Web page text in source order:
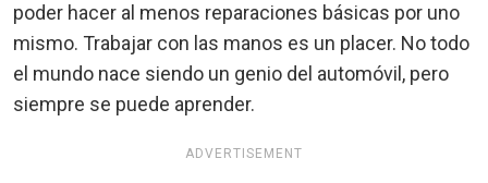
poder hacer al menos reparaciones básicas por uno
mismo. Trabajar con las manos es un placer. No todo
el mundo nace siendo un genio del automóvil, pero
siempre se puede aprender.
ADVERTISEMENT